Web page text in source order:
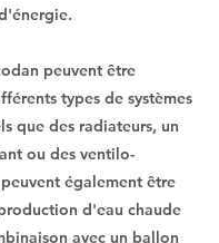
peuvent être
types de systèmes
que des radiateurs, un
ou des ventilo-
également être
d'eau chaude
avec un ballon